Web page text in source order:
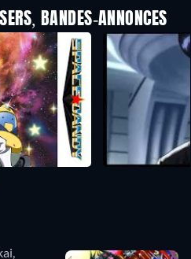
BANDES-ANNONCES
,